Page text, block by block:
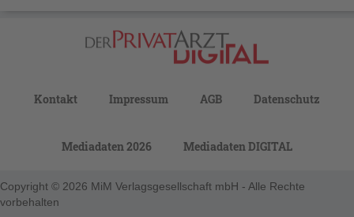
Kontakt Impressum AGB Datenschutz
Mediadaten 2026 Mediadaten DIGITAL
Copyright © 2026 MiM Verlagsgesellschaft mbH - Alle Rechte
vorbehalten